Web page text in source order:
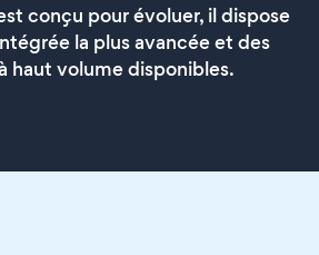
conçu pour évoluer, il dispose
la plus avancée et des
haut volume disponibles.